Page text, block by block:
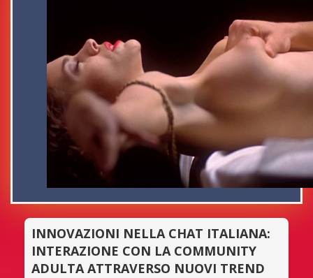
INNOVAZIONI NELLA CHAT ITALIANA:
INTERAZIONE CON LA COMMUNITY
ADULTA ATTRAVERSO NUOVI TREND